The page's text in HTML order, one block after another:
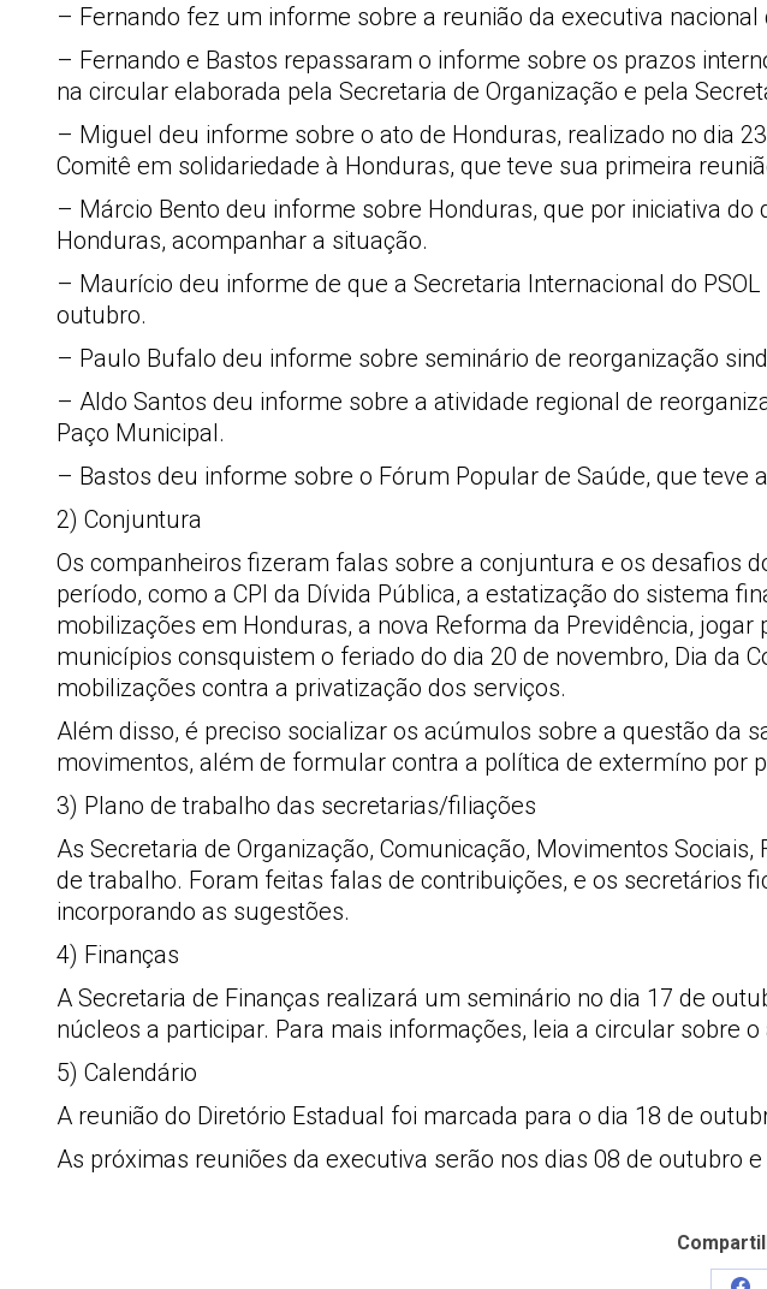
– Fernando fez um informe sobre a reunião da executiva nacional
– Fernando e Bastos repassaram o informe sobre os prazos
na circular elaborada pela Secretaria de Organização e pela
– Miguel deu informe sobre o ato de Honduras, realizado no dia
Comitê em solidariedade à Honduras, que teve sua primeira
– Márcio Bento deu informe sobre Honduras, que por iniciativa
Honduras, acompanhar a situação.
– Maurício deu informe de que a Secretaria Internacional do
outubro.
– Paulo Bufalo deu informe sobre seminário de reorganização
– Aldo Santos deu informe sobre a atividade regional de
Paço Municipal.
– Bastos deu informe sobre o Fórum Popular de Saúde, que teve
2) Conjuntura
Os companheiros fizeram falas sobre a conjuntura e os desafios
período, como a CPI da Dívida Pública, a estatização do sistema
mobilizações em Honduras, a nova Reforma da Previdência,
municípios consquistem o feriado do dia 20 de novembro, Dia da
mobilizações contra a privatização dos serviços.
Além disso, é preciso socializar os acúmulos sobre a questão da
movimentos, além de formular contra a política de extermíno por
3) Plano de trabalho das secretarias/filiações
As Secretaria de Organização, Comunicação, Movimentos
de trabalho. Foram feitas falas de contribuições, e os secretários
incorporando as sugestões.
4) Finanças
A Secretaria de Finanças realizará um seminário no dia 17 de
núcleos a participar. Para mais informações, leia a circular sobre o
5) Calendário
A reunião do Diretório Estadual foi marcada para o dia 18 de
As próximas reuniões da executiva serão nos dias 08 de outubro